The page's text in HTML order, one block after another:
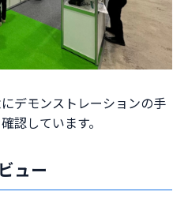
デモンストレーションの手
認しています。
ュー